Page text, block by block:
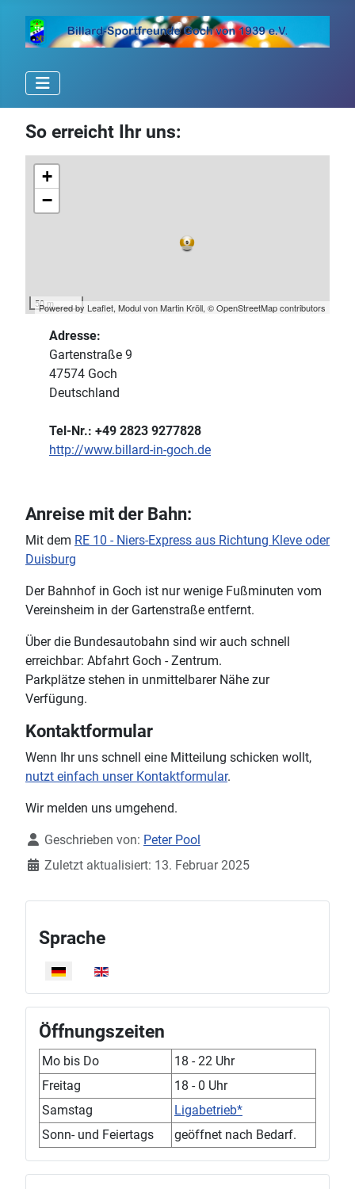
So erreicht Ihr uns:
+
−
50 m
Powered by Leaflet, Modul vonMartin Kröll, © OpenStreetMap contributors
Adresse:
Gartenstraße 9
47574 Goch
Deutschland
Tel-Nr.: +49 2823 9277828
http://www.billard-in-goch.de
Anreise mit der Bahn:
Mit dem RE 10 - Niers-Express aus Richtung Kleve oder
Duisburg
Der Bahnhof in Goch ist nur wenige Fußminuten vom
Vereinsheim in der Gartenstraße entfernt.
Über die Bundesautobahn sind wir auch schnell
erreichbar: Abfahrt Goch - Zentrum.
Parkplätze stehen in unmittelbarer Nähe zur
Verfügung.
Kontaktformular
Wenn Ihr uns schnell eine Mitteilung schicken wollt,
nutzt einfach unser Kontaktformular.
Wir melden uns umgehend.
DetailsGeschrieben von: Peter Pool
Zuletzt aktualisiert: 13. Februar 2025
Sprache auswählen
Sprache
Öffnungszeiten
Mo bis Do
18 - 22 Uhr
Freitag
18 - 0 Uhr
Samstag
Ligabetrieb*
Sonn- und Feiertags
geöffnet nach Bedarf.